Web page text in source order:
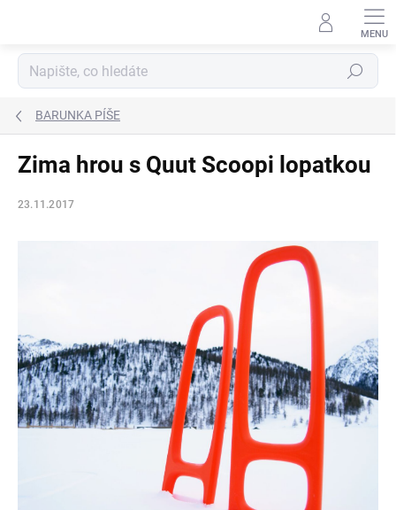
Hledat
BARUNKA PÍŠE
Zima hrou s Quut Scoopi lopatkou
23.11.2017